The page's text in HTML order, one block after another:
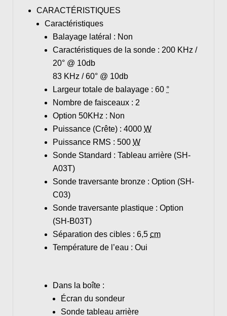
CARACTÉRISTIQUES
Caractéristiques
Balayage latéral : Non
Caractéristiques de la sonde : 200 KHz /
20° @ 10db
83 KHz / 60° @ 10db
Largeur totale de balayage : 60 °
Nombre de faisceaux : 2
Option 50KHz : Non
Puissance (Crête) : 4000 W
Puissance RMS : 500 W
Sonde Standard : Tableau arrière (SH-
A03T)
Sonde traversante bronze : Option (SH-
C03)
Sonde traversante plastique : Option
(SH-B03T)
Séparation des cibles : 6,5 cm
Température de l’eau : Oui
Dans la boîte :
Écran du sondeur
Sonde tableau arrière